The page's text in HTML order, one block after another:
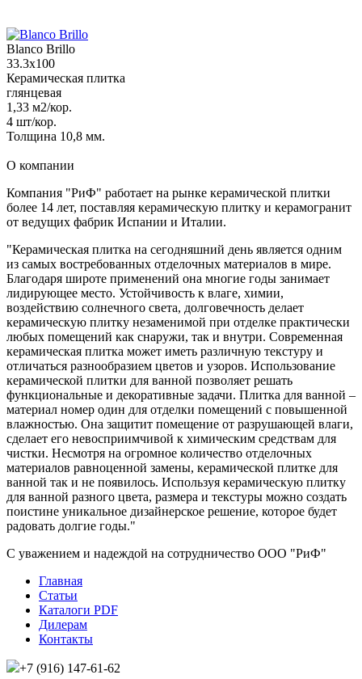
Blanco Brillo
33.3x100
Керамическая плитка
глянцевая
1,33 м2/кор.
4 шт/кор.
Толщина 10,8 мм.
О компании
Компания "РиФ" работает на рынке керамической плитки
более 14 лет, поставляя керамическую плитку и керамогранит
от ведущих фабрик Испании и Италии.
"Керамическая плитка на сегодняшний день является одним
из самых востребованных отделочных материалов в мире.
Благодаря широте применений она многие годы занимает
лидирующее место. Устойчивость к влаге, химии,
воздействию солнечного света, долговечность делает
керамическую плитку незаменимой при отделке практически
любых помещений как снаружи, так и внутри. Современная
керамическая плитка может иметь различную текстуру и
отличаться разнообразием цветов и узоров. Использование
керамической плитки для ванной позволяет решать
функциональные и декоративные задачи. Плитка для ванной –
материал номер один для отделки помещений с повышенной
влажностью. Она защитит помещение от разрушающей влаги,
сделает его невосприимчивой к химическим средствам для
чистки. Несмотря на огромное количество отделочных
материалов равноценной замены, керамической плитке для
ванной так и не появилось. Используя керамическую плитку
для ванной разного цвета, размера и текстуры можно создать
поистине уникальное дизайнерское решение, которое будет
радовать долгие годы."
С уважением и надеждой на сотрудничество ООО "РиФ"
Главная
Статьи
Каталоги PDF
Дилерам
Контакты
+7 (916) 147-61-62